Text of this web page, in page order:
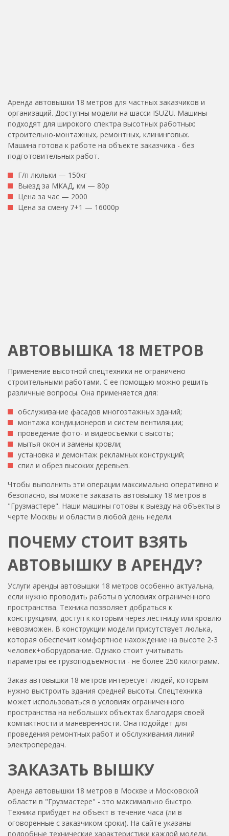
Аренда автовышки 18 метров для частных заказчиков и
организаций. Доступны модели на шасси ISUZU. Машины
подходят для широкого спектра высотных работных:
строительно-монтажных, ремонтных, клининговых.
Машина готова к работе на объекте заказчика - без
подготовительных работ.
Г/п люльки — 150кг
Выезд за МКАД, км — 80р
Цена за час — 2000
Цена за смену 7+1 — 16000р
АВТОВЫШКА 18 МЕТРОВ
Применение высотной спецтехники не ограничено
строительными работами. С ее помощью можно решить
различные вопросы. Она применяется для:
обслуживание фасадов многоэтажных зданий;
монтажа кондиционеров и систем вентиляции;
проведение фото- и видеосъемки с высоты;
мытья окон и замены кровли;
установка и демонтаж рекламных конструкций;
спил и обрез высоких деревьев.
Чтобы выполнить эти операции максимально оперативно и
безопасно, вы можете заказать автовышку 18 метров в
"Грузмастере". Наши машины готовы к выезду на объекты в
черте Москвы и области в любой день недели.
ПОЧЕМУ СТОИТ ВЗЯТЬ
АВТОВЫШКУ В АРЕНДУ?
Услуги аренды автовышки 18 метров особенно актуальна,
если нужно проводить работы в условиях ограниченного
пространства. Техника позволяет добраться к
конструкциям, доступ к которым через лестницу или кровлю
невозможен. В конструкции модели присутствует люлька,
которая обеспечит комфортное нахождение на высоте 2-3
человек+оборудование. Однако стоит учитывать
параметры ее грузоподъемности - не более 250 килограмм.
Заказ автовышки 18 метров интересует людей, которым
нужно выстроить здания средней высоты. Спецтехника
может использоваться в условиях ограниченного
пространства на небольших объектах благодаря своей
компактности и маневренности. Она подойдет для
проведения ремонтных работ и обслуживания линий
электропередач.
ЗАКАЗАТЬ ВЫШКУ
Аренда автовышки 18 метров в Москве и Московской
области в "Грузмастере" - это максимально быстро.
Техника прибудет на объект в течение часа (ли в
оговоренные с заказчиком сроки). На сайте указаны
подробные технические характеристики каждой модели,